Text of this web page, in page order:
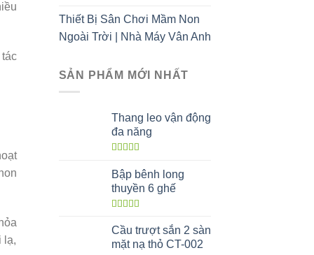
lạ,
Thiết Bị Sân Chơi Mầm Non
Ngoài Trời | Nhà Máy Vân Anh
SẢN PHẨM MỚI NHẤT
Thang leo vận động
đa năng
hạng 5.005
sao
Bập bênh long
thuyền 6 ghế
hạng 5.005
sao
Cầu trượt sắn 2 sàn
mặt nạ thỏ CT-002